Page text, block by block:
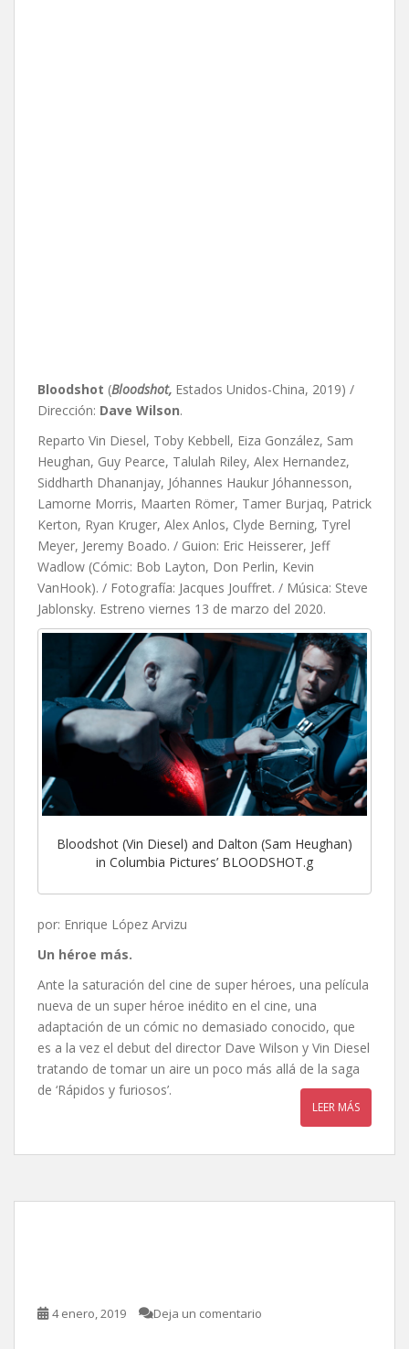
Bloodshot (Bloodshot, Estados Unidos-China, 2019) /
Dirección: Dave Wilson.
Reparto Vin Diesel, Toby Kebbell, Eiza González, Sam
Heughan, Guy Pearce, Talulah Riley, Alex Hernandez,
Siddharth Dhananjay, Jóhannes Haukur Jóhannesson,
Lamorne Morris, Maarten Römer, Tamer Burjaq, Patrick
Kerton, Ryan Kruger, Alex Anlos, Clyde Berning, Tyrel
Meyer, Jeremy Boado. / Guion: Eric Heisserer, Jeff
Wadlow (Cómic: Bob Layton, Don Perlin, Kevin
VanHook). / Fotografía: Jacques Jouffret. / Música: Steve
Jablonsky. Estreno viernes 13 de marzo del 2020.
Bloodshot (Vin Diesel) and Dalton (Sam Heughan)
in Columbia Pictures’ BLOODSHOT.g
por: Enrique López Arvizu
Un héroe más.
Ante la saturación del cine de super héroes, una película
nueva de un super héroe inédito en el cine, una
adaptación de un cómic no demasiado conocido, que
es a la vez el debut del director Dave Wilson y Vin Diesel
tratando de tomar un aire un poco más allá de la saga
de ‘Rápidos y furiosos’.
LEER MÁS
4 enero, 2019 Deja un comentario